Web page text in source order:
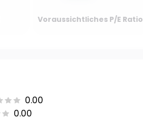
Voraussichtliches P/E Ratio
0.00
0.00